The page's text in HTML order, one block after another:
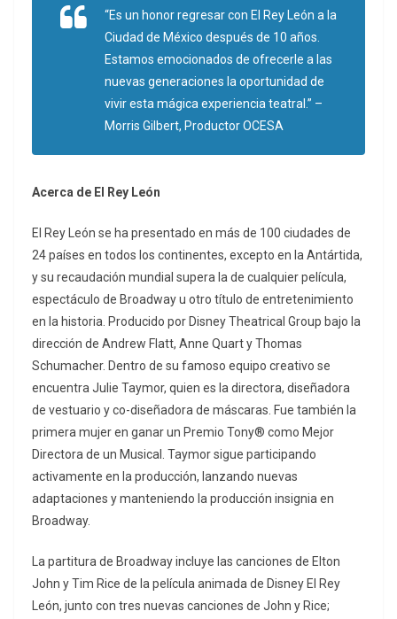
“Es un honor regresar con El Rey León a la
Ciudad de México después de 10 años.
Estamos emocionados de ofrecerle a las
nuevas generaciones la oportunidad de
vivir esta mágica experiencia teatral.” –
Morris Gilbert, Productor OCESA
Acerca de El Rey León
El Rey León se ha presentado en más de 100 ciudades de
24 países en todos los continentes, excepto en la Antártida,
y su recaudación mundial supera la de cualquier película,
espectáculo de Broadway u otro título de entretenimiento
en la historia. Producido por Disney Theatrical Group bajo la
dirección de Andrew Flatt, Anne Quart y Thomas
Schumacher. Dentro de su famoso equipo creativo se
encuentra Julie Taymor, quien es la directora, diseñadora
de vestuario y co-diseñadora de máscaras. Fue también la
primera mujer en ganar un Premio Tony® como Mejor
Directora de un Musical. Taymor sigue participando
activamente en la producción, lanzando nuevas
adaptaciones y manteniendo la producción insignia en
Broadway.
La partitura de Broadway incluye las canciones de Elton
John y Tim Rice de la película animada de Disney El Rey
León, junto con tres nuevas canciones de John y Rice;